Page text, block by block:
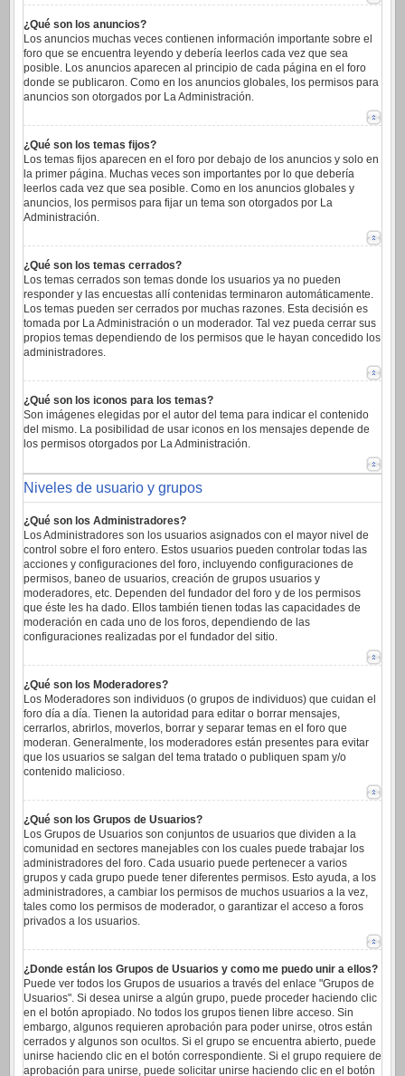
¿Qué son los anuncios?
Los anuncios muchas veces contienen información importante sobre el
foro que se encuentra leyendo y debería leerlos cada vez que sea
posible. Los anuncios aparecen al principio de cada página en el foro
donde se publicaron. Como en los anuncios globales, los permisos para
anuncios son otorgados por La Administración.
¿Qué son los temas fijos?
Los temas fijos aparecen en el foro por debajo de los anuncios y solo en
la primer página. Muchas veces son importantes por lo que debería
leerlos cada vez que sea posible. Como en los anuncios globales y
anuncios, los permisos para fijar un tema son otorgados por La
Administración.
¿Qué son los temas cerrados?
Los temas cerrados son temas donde los usuarios ya no pueden
responder y las encuestas allí contenidas terminaron automáticamente.
Los temas pueden ser cerrados por muchas razones. Esta decisión es
tomada por La Administración o un moderador. Tal vez pueda cerrar sus
propios temas dependiendo de los permisos que le hayan concedido los
administradores.
¿Qué son los iconos para los temas?
Son imágenes elegidas por el autor del tema para indicar el contenido
del mismo. La posibilidad de usar iconos en los mensajes depende de
los permisos otorgados por La Administración.
Niveles de usuario y grupos
¿Qué son los Administradores?
Los Administradores son los usuarios asignados con el mayor nivel de
control sobre el foro entero. Estos usuarios pueden controlar todas las
acciones y configuraciones del foro, incluyendo configuraciones de
permisos, baneo de usuarios, creación de grupos usuarios y
moderadores, etc. Dependen del fundador del foro y de los permisos
que éste les ha dado. Ellos también tienen todas las capacidades de
moderación en cada uno de los foros, dependiendo de las
configuraciones realizadas por el fundador del sitio.
¿Qué son los Moderadores?
Los Moderadores son individuos (o grupos de individuos) que cuidan el
foro día a día. Tienen la autoridad para editar o borrar mensajes,
cerrarlos, abrirlos, moverlos, borrar y separar temas en el foro que
moderan. Generalmente, los moderadores están presentes para evitar
que los usuarios se salgan del tema tratado o publiquen spam y/o
contenido malicioso.
¿Qué son los Grupos de Usuarios?
Los Grupos de Usuarios son conjuntos de usuarios que dividen a la
comunidad en sectores manejables con los cuales puede trabajar los
administradores del foro. Cada usuario puede pertenecer a varios
grupos y cada grupo puede tener diferentes permisos. Esto ayuda, a los
administradores, a cambiar los permisos de muchos usuarios a la vez,
tales como los permisos de moderador, o garantizar el acceso a foros
privados a los usuarios.
¿Donde están los Grupos de Usuarios y como me puedo unir a ellos?
Puede ver todos los Grupos de usuarios a través del enlace "Grupos de
Usuarios". Si desea unirse a algún grupo, puede proceder haciendo clic
en el botón apropiado. No todos los grupos tienen libre acceso. Sin
embargo, algunos requieren aprobación para poder unirse, otros están
cerrados y algunos son ocultos. Si el grupo se encuentra abierto, puede
unirse haciendo clic en el botón correspondiente. Si el grupo requiere de
aprobación para unirse, puede solicitar unirse haciendo clic en el botón